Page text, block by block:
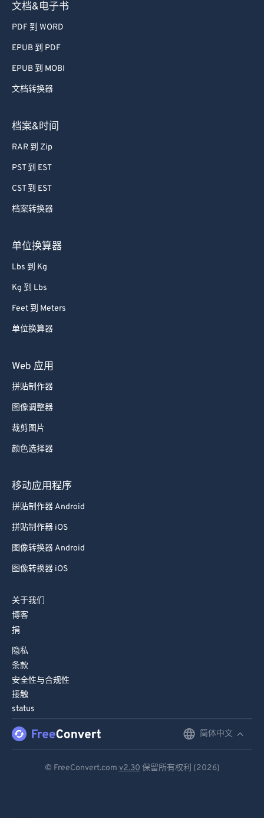
文档&电子书
PDF 到 WORD
EPUB 到 PDF
EPUB 到 MOBI
文档转换器
档案&时间
RAR 到 Zip
PST 到 EST
CST 到 EST
档案转换器
单位换算器
Lbs 到 Kg
Kg 到 Lbs
Feet 到 Meters
单位换算器
Web 应用
拼贴制作器
图像调整器
裁剪图片
颜色选择器
移动应用程序
拼贴制作器 Android
拼贴制作器 iOS
图像转换器 Android
图像转换器 iOS
关于我们
博客
捐
隐私
条款
安全性与合规性
接触
status
简体中文
© FreeConvert.com v2.30 保留所有权利 (2026)